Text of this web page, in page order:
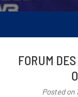
FORUM
Posted on